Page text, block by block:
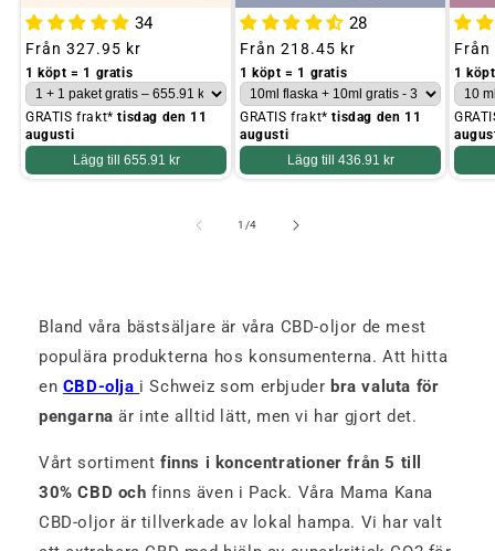
34
Ordinarie
pris
Från 327.95 kr
1 köpt = 1 gratis
GRATIS frakt*tisdag den 11
augusti
Lägg till 655.91 kr
28
Ordinarie
pris
Från 218.45 kr
1 köpt = 1 gratis
GRATIS frakt*tisdag den 11
augusti
Lägg till 436.91 kr
pris
Från
1
1 /av
4
Bland våra bästsäljare är våra CBD-oljor de mest
populära produkterna hos konsumenterna. Att hitta
en CBD-olja i Schweiz som erbjuder bra valuta för
pengarna är inte alltid lätt, men vi har gjort det.
Vårt sortiment finns i koncentrationer från 5 till
30% CBD och finns även i Pack. Våra Mama Kana
CBD-oljor är tillverkade av lokal hampa. Vi har valt